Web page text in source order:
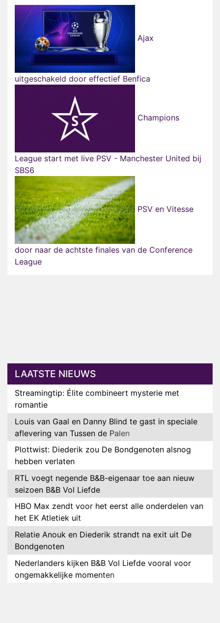
Ajax
uitgeschakeld door effectief Benfica
Champions
League start met live PSV - Manchester United bij
SBS6
PSV en Vitesse
door naar de achtste finales van de Conference
League
LAATSTE NIEUWS
Streamingtip: Élite combineert mysterie met
romantie
Louis van Gaal en Danny Blind te gast in speciale
aflevering van Tussen de Palen
Plottwist: Diederik zou De Bondgenoten alsnog
hebben verlaten
RTL voegt negende B&B-eigenaar toe aan nieuw
seizoen B&B Vol Liefde
HBO Max zendt voor het eerst alle onderdelen van
het EK Atletiek uit
Relatie Anouk en Diederik strandt na exit uit De
Bondgenoten
Nederlanders kijken B&B Vol Liefde vooral voor
ongemakkelijke momenten